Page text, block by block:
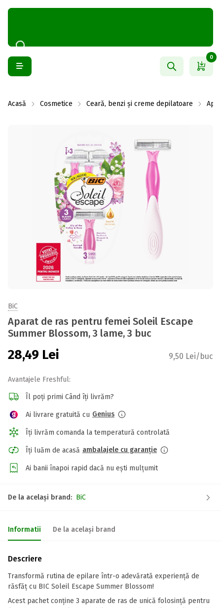
0
Acasă Cosmetice Ceară, benzi și creme depilatoare
BiC
Aparat de ras pentru femei Soleil Escape
Summer Blossom, 3 lame, 3 buc
28,49 Lei 9,50 Lei/buc
Avantajele Freshful:
Îl poți primi Când îți livrăm?
Ai livrare gratuită cu Genius
Îți livrăm comanda la temperatură controlată
Îți luăm de acasă ambalajele cu garanție
Ai banii înapoi rapid dacă nu ești mulțumit
De la același brand: BiC
Informatii De la același brand
Descriere
Transformă rutina de epilare într-o adevărată experiență de
răsfăț cu BIC Soleil Escape Summer Blossom!
Acest pachet conține 3 aparate de ras de unică folosință pentru